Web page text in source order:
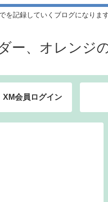
記録していくブログになりま
ー、オレンジ
XM会員ログイン